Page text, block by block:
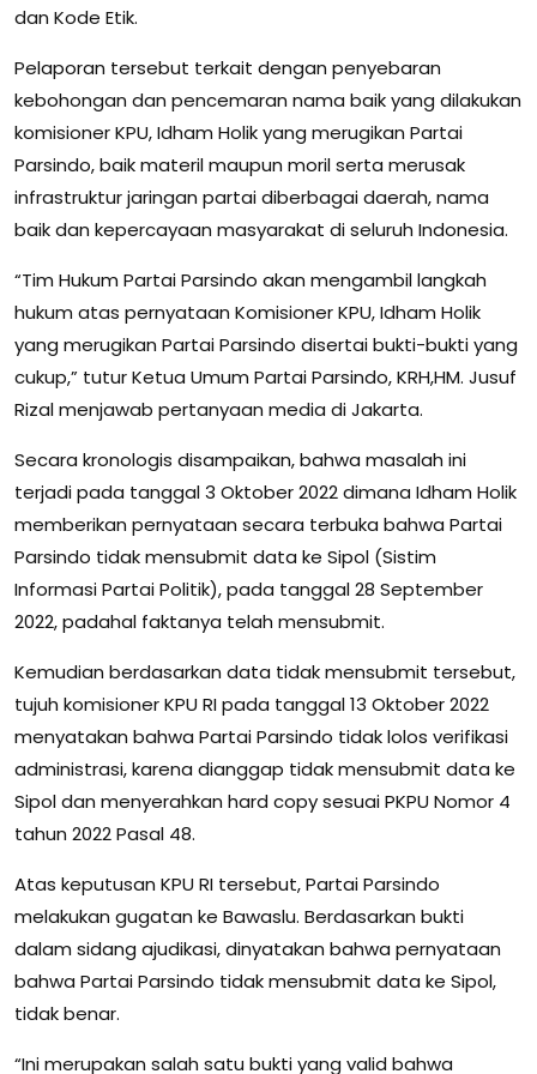
dan Kode Etik.
Pelaporan tersebut terkait dengan penyebaran
kebohongan dan pencemaran nama baik yang dilakukan
komisioner KPU, Idham Holik yang merugikan Partai
Parsindo, baik materil maupun moril serta merusak
infrastruktur jaringan partai diberbagai daerah, nama
baik dan kepercayaan masyarakat di seluruh Indonesia.
“Tim Hukum Partai Parsindo akan mengambil langkah
hukum atas pernyataan Komisioner KPU, Idham Holik
yang merugikan Partai Parsindo disertai bukti-bukti yang
cukup,” tutur Ketua Umum Partai Parsindo, KRH,HM. Jusuf
Rizal menjawab pertanyaan media di Jakarta.
Secara kronologis disampaikan, bahwa masalah ini
terjadi pada tanggal 3 Oktober 2022 dimana Idham Holik
memberikan pernyataan secara terbuka bahwa Partai
Parsindo tidak mensubmit data ke Sipol (Sistim
Informasi Partai Politik), pada tanggal 28 September
2022, padahal faktanya telah mensubmit.
Kemudian berdasarkan data tidak mensubmit tersebut,
tujuh komisioner KPU RI pada tanggal 13 Oktober 2022
menyatakan bahwa Partai Parsindo tidak lolos verifikasi
administrasi, karena dianggap tidak mensubmit data ke
Sipol dan menyerahkan hard copy sesuai PKPU Nomor 4
tahun 2022 Pasal 48.
Atas keputusan KPU RI tersebut, Partai Parsindo
melakukan gugatan ke Bawaslu. Berdasarkan bukti
dalam sidang ajudikasi, dinyatakan bahwa pernyataan
bahwa Partai Parsindo tidak mensubmit data ke Sipol,
tidak benar.
“Ini merupakan salah satu bukti yang valid bahwa